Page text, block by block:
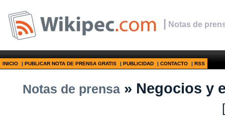
| Notas de
INICIO | PUBLICAR NOTA DE PRENSA GRATIS | PUBLICIDAD | CONTACTO | RSS
Notas de prensa » Negocios y
[